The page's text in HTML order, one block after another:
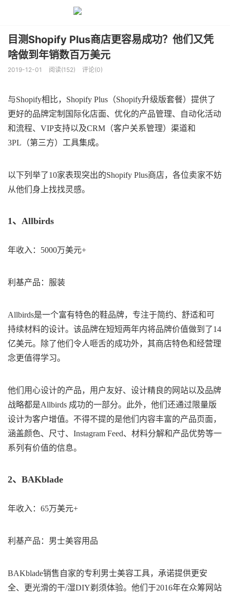
目测Shopify Plus商店更容易成功？他们又凭
啥做到年销数百万美元
2019-12-01 阅读(152) 评论(0)
与Shopify相比，Shopify Plus（Shopify升级版套餐）提供了
更好的品牌定制国际化店面、优化的产品管理、自动化活动
和流程、VIP支持以及CRM（客户关系管理）渠道和
3PL（第三方）工具集成。
以下列举了10家表现突出的Shopify Plus商店，各位卖家不妨
从他们身上找找灵感。
1、Allbirds
年收入：5000万美元+
利基产品：服装
Allbirds是一个富有特色的鞋品牌，专注于简约、舒适和可
持续材料的设计。该品牌在短短两年内将品牌价值做到了14
亿美元。除了他们令人咂舌的成功外，其商店特色和经营理
念更值得学习。
他们用心设计的产品，用户友好、设计精良的网站以及品牌
战略都是Allbirds 成功的一部分。此外，他们还通过限量版
设计为客户增值。不得不提的是他们内容丰富的产品页面，
涵盖颜色、尺寸、Instagram Feed、材料分解和产品优势等一
系列有价值的信息。
2、BAKblade
年收入：65万美元+
利基产品：男士美容用品
BAKblade销售自家的专利男士美容工具，承诺提供更安
全、更光滑的干/湿DIY剃须体验。他们于2016年在众筹网站